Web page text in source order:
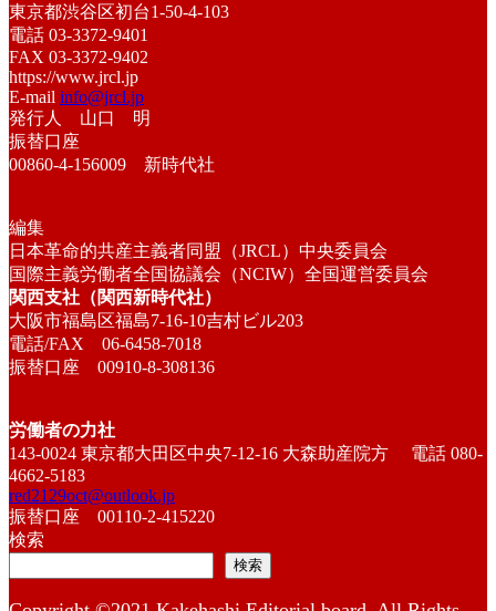
東京都渋谷区初台1-50-4-103
電話 03-3372-9401
FAX 03-3372-9402
https://www.jrcl.jp
E-mail info@jrcl.jp
発行人 山口 明
振替口座
00860-4-156009 新時代社
編集
日本革命的共産主義者同盟（JRCL）中央委員会
国際主義労働者全国協議会（NCIW）全国運営委員会
関西支社（関西新時代社）
大阪市福島区福島7-16-10吉村ビル203
電話/FAX 06-6458-7018
振替口座 00910-8-308136
労働者の力社
143-0024 東京都大田区中央7-12-16 大森助産院方 電話 080-
4662-5183
red2129oct@outlook.jp
振替口座 00110-2-415220
検索
検索